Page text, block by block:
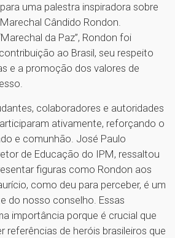
uma palestra inspiradora sobre
Cândido Rondon.
da Paz”, Rondon foi
ao Brasil, seu respeito
e a promoção dos valores de
colaboradores e autoridades
ativamente, reforçando o
e comunhão. José Paulo
de Educação do IPM, ressaltou
figuras como Rondon aos
como deu para perceber, é um
do nosso conselho. Essas
importância porque é crucial que
referências de heróis brasileiros que